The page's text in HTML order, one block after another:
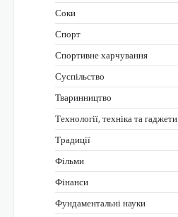
Соки
Спорт
Спортивне харчування
Суспільство
Тваринництво
Технології, техніка та гаджети
Традиції
Фільми
Фінанси
Фундаментальні науки